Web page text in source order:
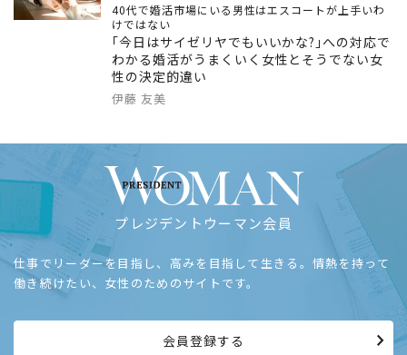
40代で婚活市場にいる男性はエスコートが上手いわ
けではない
｢今日はサイゼリヤでもいいかな?｣への対応で
わかる婚活がうまくいく女性とそうでない女
性の決定的違い
伊藤 友美
プレジデントウーマン会員
仕事でリーダーを目指し、高みを目指して生きる。情熱を持って
働き続けたい、女性のためのサイトです。
会員登録する